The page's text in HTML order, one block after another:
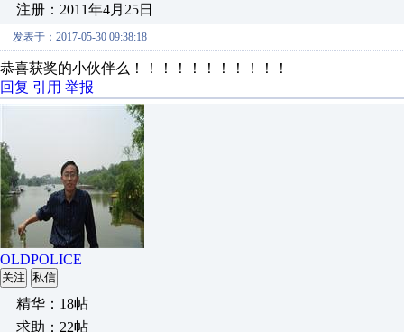
注册：2011年4月25日
发表于：2017-05-30 09:38:18
恭喜获奖的小伙伴么！！！！！！！！！！！
回复 引用 举报
OLDPOLICE
关注 私信
精华：18帖
求助：22帖